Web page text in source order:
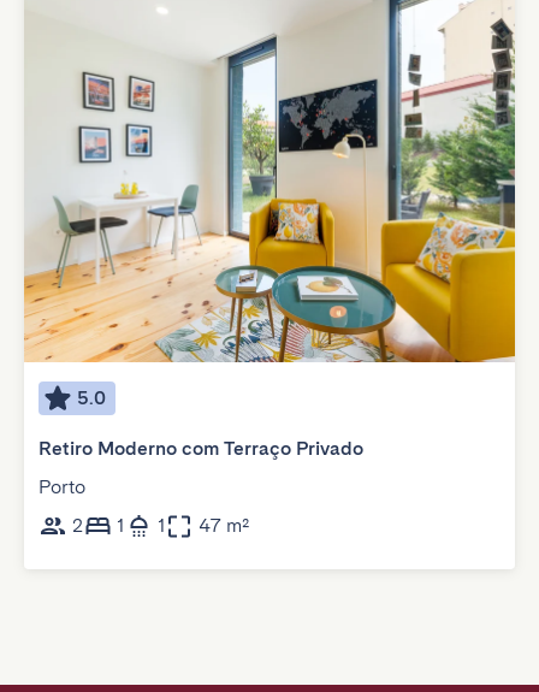
5.0
Retiro Moderno com Terraço Privado
Porto
2
1 1 47 m²